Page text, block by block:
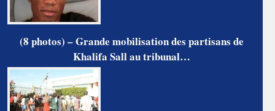
(8 photos) – Grande mobilisation des partisans de
Khalifa Sall au tribunal…